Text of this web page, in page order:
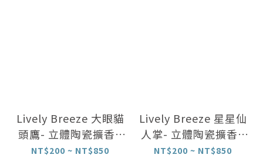
Lively Breeze 大眼貓
頭鷹- 立體陶瓷擴香 /
精油組合
NT$200 ~ NT$850
Lively Breeze 星星仙
人掌- 立體陶瓷擴香 /
精油組合
NT$200 ~ NT$850